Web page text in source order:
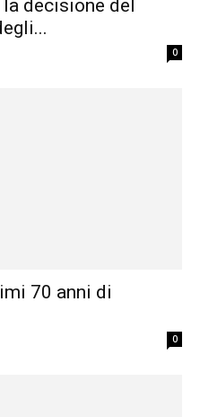
decisione del
0
70 anni di
0